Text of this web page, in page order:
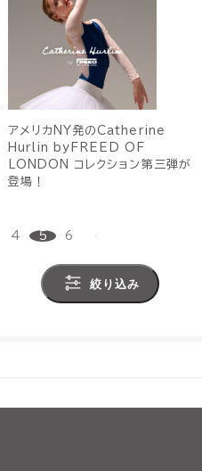
アメリカNY発のCatherine
Hurlin byFREED OF
LONDON コレクション第三弾が
登場！
4 5 6
絞り込み